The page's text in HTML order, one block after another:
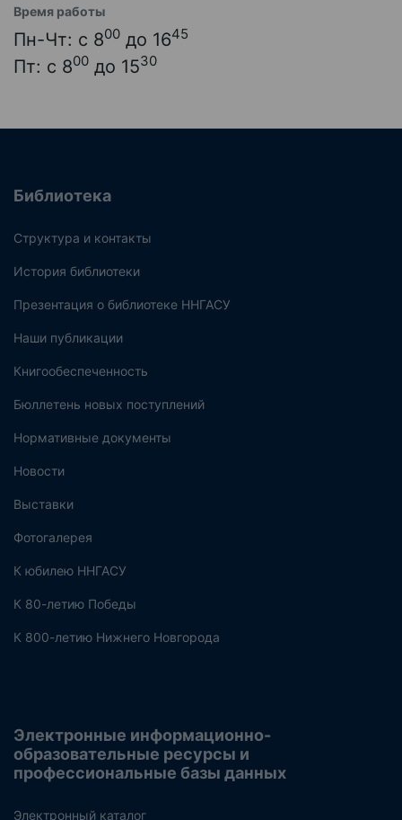
Время работы
Пн-Чт: с 800 до 1645
Пт: с 800 до 1530
Библиотека
Структура и контакты
История библиотеки
Презентация о библиотеке ННГАСУ
Наши публикации
Книгообеспеченность
Бюллетень новых поступлений
Нормативные документы
Новости
Выставки
Фотогалерея
К юбилею ННГАСУ
К 80-летию Победы
К 800-летию Нижнего Новгорода
Электронные информационно-
образовательные ресурсы и
профессиональные базы данных
Электронный каталог